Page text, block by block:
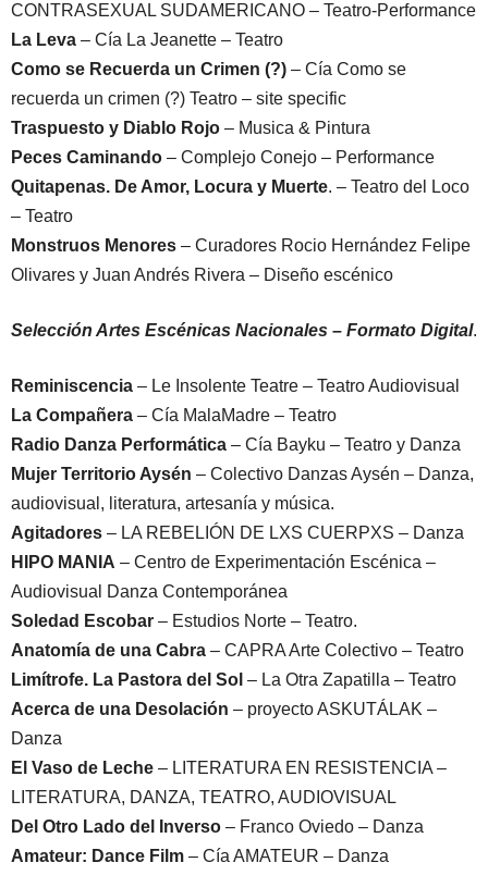
CONTRASEXUAL SUDAMERICANO – Teatro-Performance
La Leva – Cía La Jeanette – Teatro
Como se Recuerda un Crimen (?) – Cía Como se
recuerda un crimen (?) Teatro – site specific
Traspuesto y Diablo Rojo – Musica & Pintura
Peces Caminando – Complejo Conejo – Performance
Quitapenas. De Amor, Locura y Muerte. – Teatro del Loco
– Teatro
Monstruos Menores – Curadores Rocio Hernández Felipe
Olivares y Juan Andrés Rivera – Diseño escénico
Selección Artes Escénicas Nacionales – Formato Digital.
Reminiscencia – Le Insolente Teatre – Teatro Audiovisual
La Compañera – Cía MalaMadre – Teatro
Radio Danza Performática – Cía Bayku – Teatro y Danza
Mujer Territorio Aysén – Colectivo Danzas Aysén – Danza,
audiovisual, literatura, artesanía y música.
Agitadores – LA REBELIÓN DE LXS CUERPXS – Danza
HIPO MANIA – Centro de Experimentación Escénica –
Audiovisual Danza Contemporánea
Soledad Escobar – Estudios Norte – Teatro.
Anatomía de una Cabra – CAPRA Arte Colectivo – Teatro
Limítrofe. La Pastora del Sol – La Otra Zapatilla – Teatro
Acerca de una Desolación – proyecto ASKUTÁLAK –
Danza
El Vaso de Leche – LITERATURA EN RESISTENCIA –
LITERATURA, DANZA, TEATRO, AUDIOVISUAL
Del Otro Lado del Inverso – Franco Oviedo – Danza
Amateur: Dance Film – Cía AMATEUR – Danza